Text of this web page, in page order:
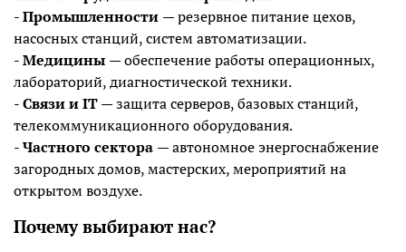
-Промышленности — резервное питание цехов,
насосных станций, систем автоматизации.
-Медицины — обеспечение работы операционных,
лабораторий, диагностической техники.
-Связи и IT— защита серверов, базовых станций,
телекоммуникационного оборудования.
-Частного сектора — автономное энергоснабжение
загородных домов, мастерских, мероприятий на
открытом воздухе.
Почему выбирают нас?